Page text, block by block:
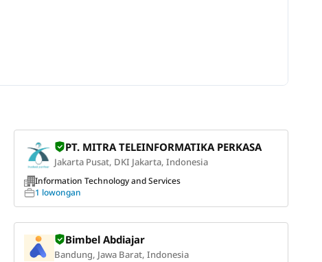
PT. MITRA TELEINFORMATIKA PERKASA
Jakarta Pusat, DKI Jakarta, Indonesia
Information Technology and Services
1 lowongan
Bimbel Abdiajar
Bandung, Jawa Barat, Indonesia